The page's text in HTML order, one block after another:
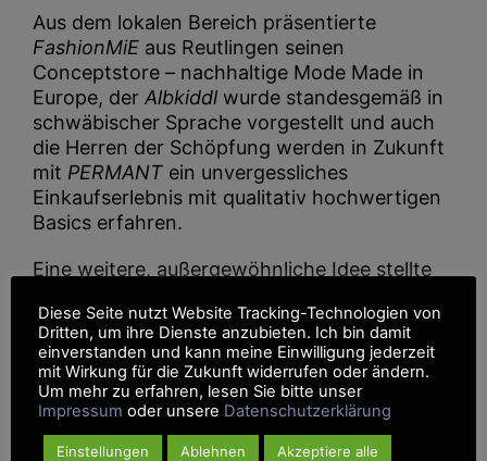
Aus dem lokalen Bereich präsentierte
FashionMiE aus Reutlingen seinen
Conceptstore – nachhaltige Mode Made in
Europe, der Albkiddl wurde standesgemäß in
schwäbischer Sprache vorgestellt und auch
die Herren der Schöpfung werden in Zukunft
mit PERMANT ein unvergessliches
Einkaufserlebnis mit qualitativ hochwertigen
Basics erfahren.
Eine weitere, außergewöhnliche Idee stellte
von Altkleidern aus Polyester durch lebende
Wachsmaden zur umweltfreundlichen
Entsorgung von Restabfällen. Und zu guter
Letzt kam auch der Spaß nicht zu kurz – mit
Shuut-der Partyhutist man auf jedem Fest
willkommen.
Diese Seite nutzt Website Tracking-Technologien von
Dritten, um ihre Dienste anzubieten. Ich bin damit
einverstanden und kann meine Einwilligung jederzeit
mit Wirkung für die Zukunft widerrufen oder ändern.
Um mehr zu erfahren, lesen Sie bitte unser
Impressum oder unsere Datenschutzerklärung
Einstellungen Ablehnen Akzeptiere alle